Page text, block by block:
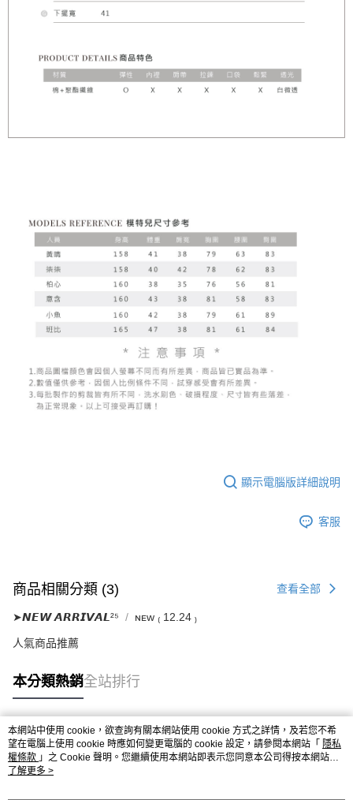
顯示電腦版詳細說明
客服
商品相關分類 (3) 查看全部
➤𝙉𝙀𝙒 𝘼𝙍𝙍𝙄𝙑𝘼𝙇²⁵ ɴᴇᴡ ₍ 12.24 ₎
人氣商品推薦
本分類熱銷全站排行
熱門標籤
本網站中使用 cookie，欲查詢有關本網站使用 cookie 方式之詳情，及若您不希
望在電腦上使用 cookie 時應如何變更電腦的 cookie 設定，請參閱本網站「 隱私
權條款 」之 Cookie 聲明。您繼續使用本網站即表示您同意本公司得按本網站使
用條款之 Cookie 聲明使用 cookie。
了解更多 >